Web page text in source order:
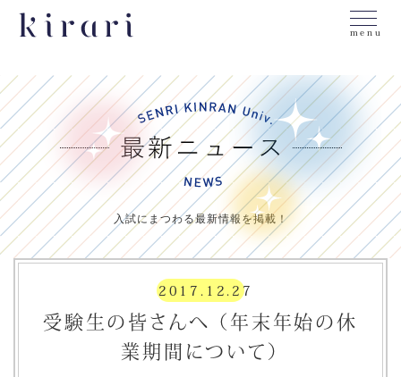
menu
入試にまつわる最新情報を掲載！
2017.12.27
受験生の皆さんへ （年末年始の休
業期間について）